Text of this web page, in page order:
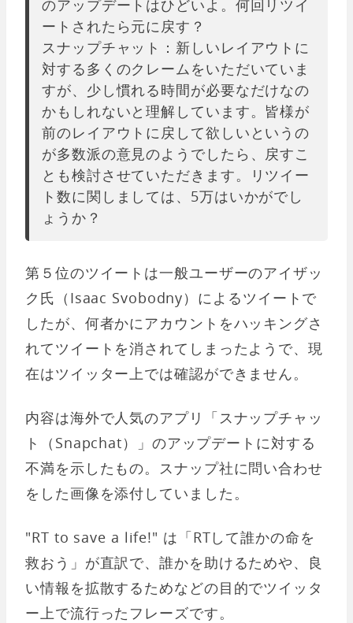
のアップデートはひどいよ。何回リツイ
ートされたら元に戻す？
スナップチャット：新しいレイアウトに
対する多くのクレームをいただいていま
すが、少し慣れる時間が必要なだけなの
かもしれないと理解しています。皆様が
前のレイアウトに戻して欲しいというの
が多数派の意見のようでしたら、戻すこ
とも検討させていただきます。リツイー
ト数に関しましては、5万はいかがでし
ょうか？
第５位のツイートは一般ユーザーのアイザッ
ク氏（Isaac Svobodny）によるツイートで
したが、何者かにアカウントをハッキングさ
れてツイートを消されてしまったようで、現
在はツイッター上では確認ができません。
内容は海外で人気のアプリ「スナップチャッ
ト（Snapchat）」のアップデートに対する
不満を示したもの。スナップ社に問い合わせ
をした画像を添付していました。
"RT to save a life!" は「RTして誰かの命を
救おう」が直訳で、誰かを助けるためや、良
い情報を拡散するためなどの目的でツイッタ
ー上で流行ったフレーズです。